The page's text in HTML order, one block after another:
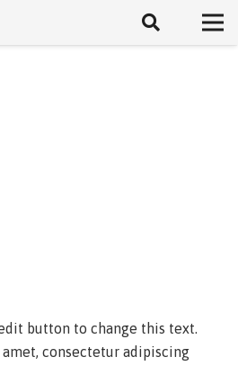
button to change this text.
consectetur adipiscing